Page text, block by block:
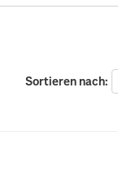
Sortieren nach